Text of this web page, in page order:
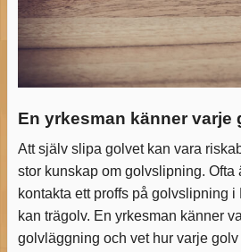
En yrkesman känner varje
Att själv slipa golvet kan vara
stor kunskap om golvslipning. Ofta
kontakta ett proffs på golvslipning
kan trägolv. En yrkesman känner
golvläggning och vet hur varje